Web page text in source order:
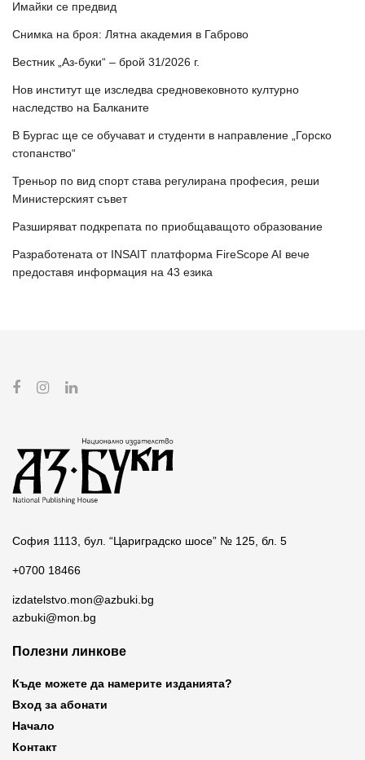
Имайки се предвид
Снимка на броя: Лятна академия в Габрово
Вестник „Аз-буки“ – брой 31/2026 г.
Нов институт ще изследва средновековното културно
наследство на Балканите
В Бургас ще се обучават и студенти в направление „Горско
стопанство“
Треньор по вид спорт става регулирана професия, реши
Министерският съвет
Разширяват подкрепата по приобщаващото образование
Разработената от INSAIT платформа FireScope AI вече
предоставя информация на 43 езика
София 1113, бул. “Цариградско шосе” № 125, бл. 5
+0700 18466
izdatelstvo.mon@azbuki.bg
azbuki@mon.bg
Полезни линкове
Къде можете да намерите изданията?
Вход за абонати
Начало
Контакт